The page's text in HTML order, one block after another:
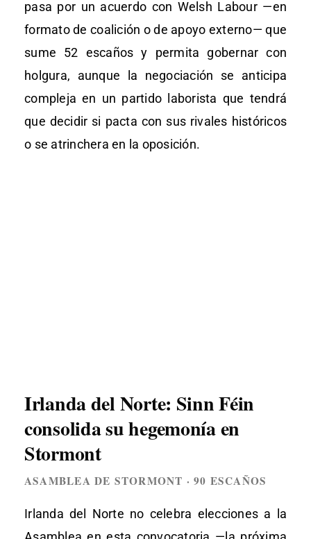
pasa por un acuerdo con Welsh Labour —en
formato de coalición o de apoyo externo— que
sume 52 escaños y permita gobernar con
holgura, aunque la negociación se anticipa
compleja en un partido laborista que tendrá
que decidir si pacta con sus rivales históricos
o se atrinchera en la oposición.
Irlanda del Norte: Sinn Féin
consolida su hegemonía en
Stormont
ASAMBLEA DE STORMONT · 90 ESCAÑOS
Irlanda del Norte no celebra elecciones a la